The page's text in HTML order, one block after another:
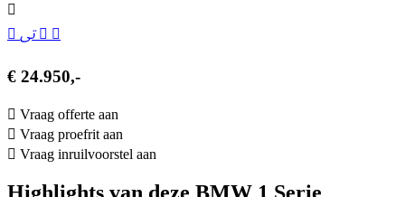
€ 24.950,-
Vraag offerte aan
Vraag proefrit aan
Vraag inruilvoorstel aan